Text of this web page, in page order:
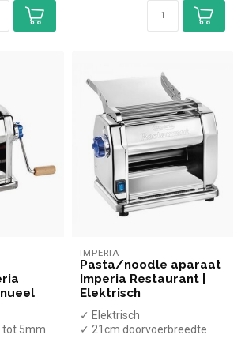
tot 5mm
IMPERIA
Pasta/noodle aparaat
Imperia Restaurant |
Elektrisch
✓ Elektrisch
✓ 21cm doorvoerbreedte